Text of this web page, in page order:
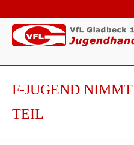
F-JUGEND
TEIL